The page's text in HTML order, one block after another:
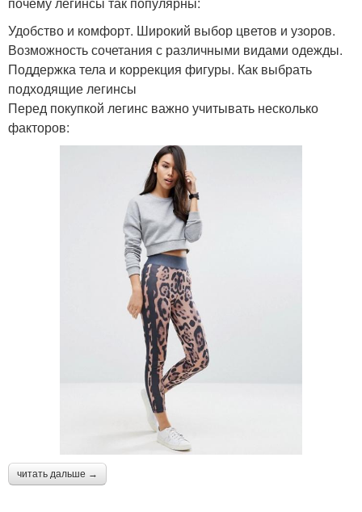
Удобство и комфорт. Широкий выбор цветов и узоров.
Возможность сочетания с различными видами одежды.
Поддержка тела и коррекция фигуры. Как выбрать
подходящие легинсы
Перед покупкой легинс важно учитывать несколько
факторов:
читать дальше →